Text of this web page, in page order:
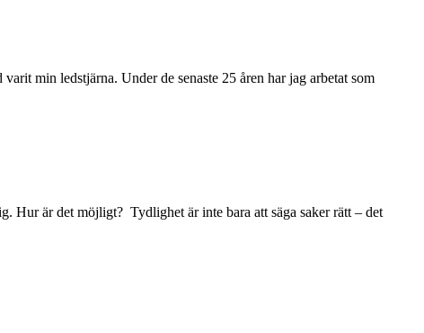
min ledstjärna. Under de senaste 25 åren har jag arbetat som
Hur är det möjligt? Tydlighet är inte bara att säga saker rätt – det